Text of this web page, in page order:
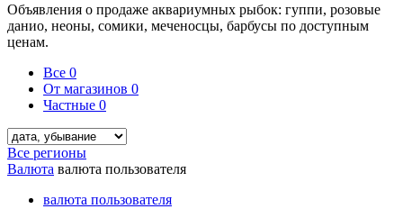
Объявления о продаже аквариумных рыбок: гуппи, розовые
данио, неоны, сомики, меченосцы, барбусы по доступным
ценам.
Все 0
От магазинов 0
Частные 0
Все регионы
Валюта валюта пользователя
валюта пользователя